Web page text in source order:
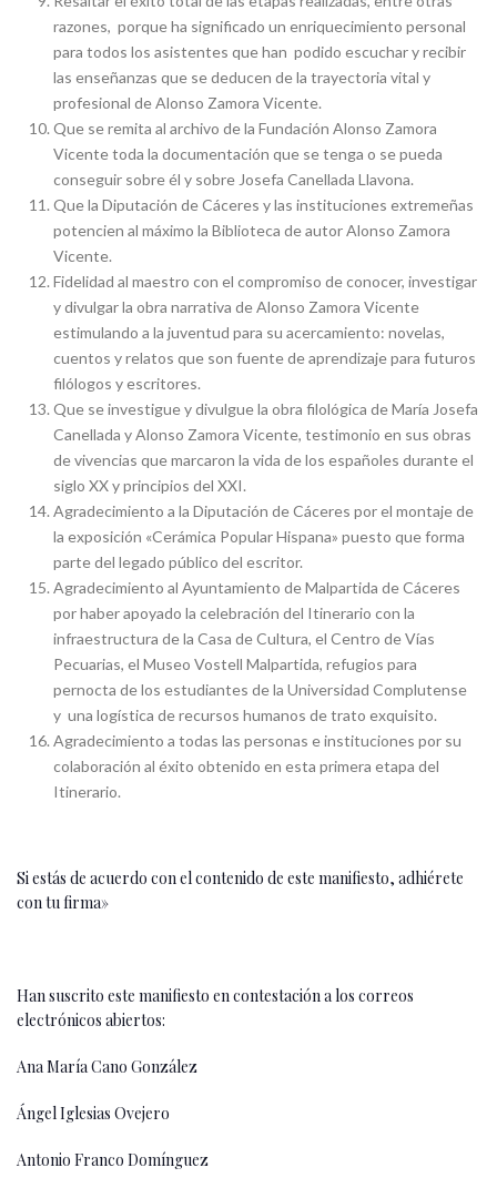
razones, porque ha significado un enriquecimiento personal
para todos los asistentes que han podido escuchar y recibir
las enseñanzas que se deducen de la trayectoria vital y
profesional de Alonso Zamora Vicente.
Que se remita al archivo de la Fundación Alonso Zamora
Vicente toda la documentación que se tenga o se pueda
conseguir sobre él y sobre Josefa Canellada Llavona.
Que la Diputación de Cáceres y las instituciones extremeñas
potencien al máximo la Biblioteca de autor Alonso Zamora
Vicente.
Fidelidad al maestro con el compromiso de conocer, investigar
y divulgar la obra narrativa de Alonso Zamora Vicente
estimulando a la juventud para su acercamiento: novelas,
cuentos y relatos que son fuente de aprendizaje para futuros
filólogos y escritores.
Que se investigue y divulgue la obra filológica de María Josefa
Canellada y Alonso Zamora Vicente, testimonio en sus obras
de vivencias que marcaron la vida de los españoles durante el
siglo XX y principios del XXI.
Agradecimiento a la Diputación de Cáceres por el montaje de
la exposición «Cerámica Popular Hispana» puesto que forma
parte del legado público del escritor.
Agradecimiento al Ayuntamiento de Malpartida de Cáceres
por haber apoyado la celebración del Itinerario con la
infraestructura de la Casa de Cultura, el Centro de Vías
Pecuarias, el Museo Vostell Malpartida, refugios para
pernocta de los estudiantes de la Universidad Complutense
y una logística de recursos humanos de trato exquisito.
Agradecimiento a todas las personas e instituciones por su
colaboración al éxito obtenido en esta primera etapa del
Itinerario.
Si estás de acuerdo con el contenido de este manifiesto, adhiérete
con tu firma»
Han suscrito este manifiesto en contestación a los correos
electrónicos abiertos:
Ana María Cano González
Ángel Iglesias Ovejero
Antonio Franco Domínguez